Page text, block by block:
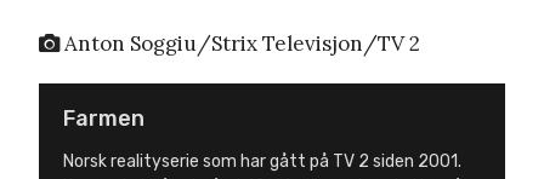
Anton Soggiu/Strix Televisjon/TV 2
Farmen
Norsk realityserie som har gått på TV 2 siden 2001.